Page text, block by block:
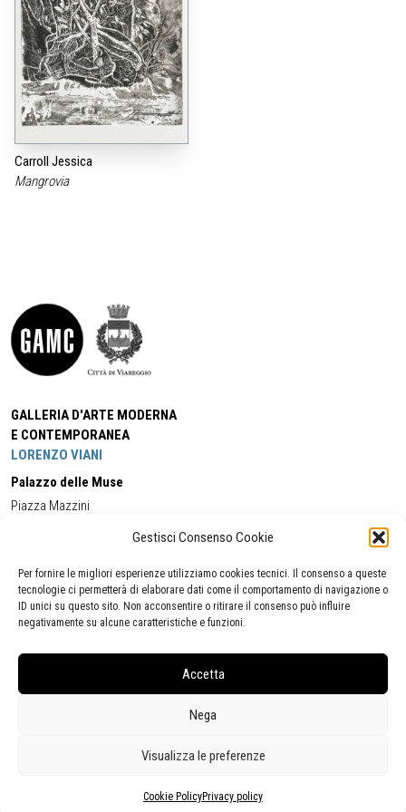
Gestisci Consenso Cookie
Per fornire le migliori esperienze utilizziamo cookies tecnici. Il consenso a queste
tecnologie ci permetterà di elaborare dati come il comportamento di navigazione o
ID unici su questo sito. Non acconsentire o ritirare il consenso può influire
negativamente su alcune caratteristiche e funzioni.
Accetta
Nega
Visualizza le preferenze
Cookie PolicyPrivacy policy
Carroll Jessica
Mangrovia
GALLERIA D'ARTE MODERNA
E CONTEMPORANEA
LORENZO VIANI
Palazzo delle Muse
Piazza Mazzini
Cell:+39 338 5714978 (orario apertura Galleria)
Tel:
+39 0584 944580
(orario 09.00/13.00)
Email:gamc@comune.viareggio.lu.it
Segnalazione di inaccessibilità